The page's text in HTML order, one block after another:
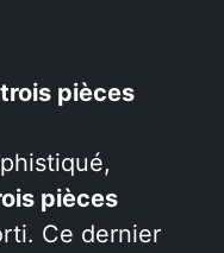
pièces
pièces
Ce dernier